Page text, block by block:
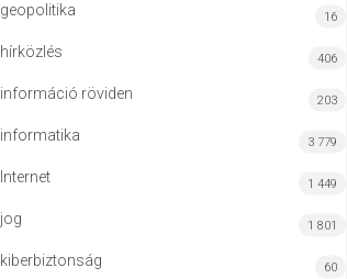
geopolitika 16
hírközlés 406
információ röviden 203
informatika 3 779
Internet 1 449
jog 1 801
kiberbiztonság 60